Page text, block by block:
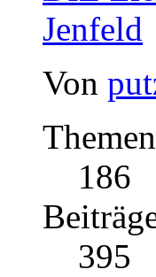
Jenfeld
Von
Themen
186
395